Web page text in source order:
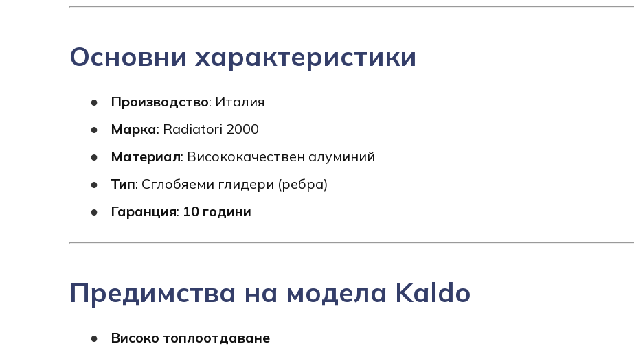
Основни характеристики
Производство: Италия
Марка: Radiatori 2000
Материал: Висококачествен алуминий
Тип: Сглобяеми глидери (ребра)
Гаранция: 10 години
Предимства на модела Kaldo
Високо топлоотдаване